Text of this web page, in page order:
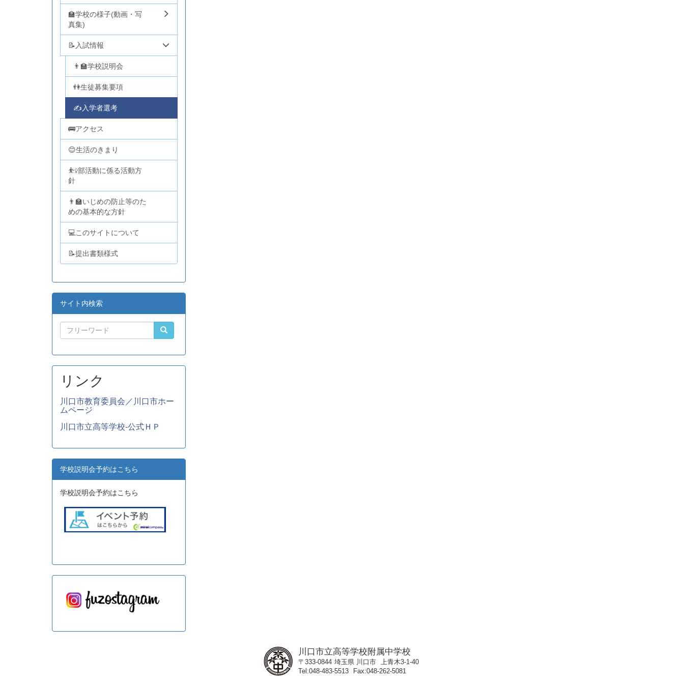
🏫学校の様子(動画・写
真集)
📝入試情報
👨‍🏫学校説明会
👫生徒募集要項
✍入学者選考
🚌アクセス
😊生活のきまり
⛹️‍♀️部活動に係る活動方
針
👨‍🏫いじめの防止等のた
めの基本的な方針
💻このサイトについて
📝提出書類様式
サイト内検索
リンク
川口市教育委員会／川口市ホー
ムページ
川口市立高等学校-公式ＨＰ
学校説明会予約はこちら
学校説明会予約はこちら
川口市立高等学校附属中学校
〒333-0844 埼玉県 川口市
上青木3-1-40
Tel 048-483-5513 Fax 048-262-5081